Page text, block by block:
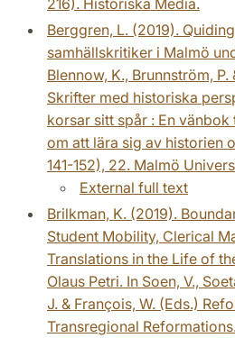
Berggren, L. (2019).
samhällskritiker i Malmö
Blennow, K., Brunnström, P.
Skrifter med historiska
korsar sitt spår : En
om att lära sig av historien
141-152), 22. Malmö
External full text
Brilkman, K. (2019).
Student Mobility, Clerical
Translations in the Life of
Olaus Petri. In Soen, V.,
J. & François, W. (Eds.)
Transregional